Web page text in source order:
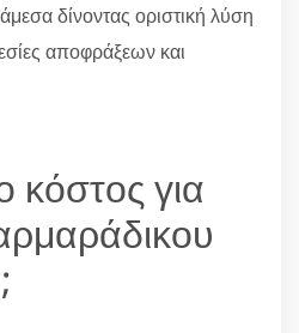
δίνοντας οριστική λύση
αποφράξεων και
κόστος για